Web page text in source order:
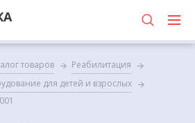
товаров
Реабилитация
для детей и взрослых